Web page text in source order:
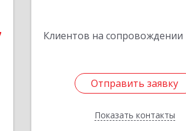
Клиентов на сопровождении
Отправить заявку
Показать контакты
Отправить заявку
Назад